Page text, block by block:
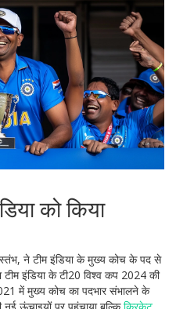
को किया
स्तंभ, ने टीम इंडिया के मुख्य कोच के पद से
इंडिया के टी20 विश्व कप 2024 की
में मुख्य कोच का पदभार संभालने के